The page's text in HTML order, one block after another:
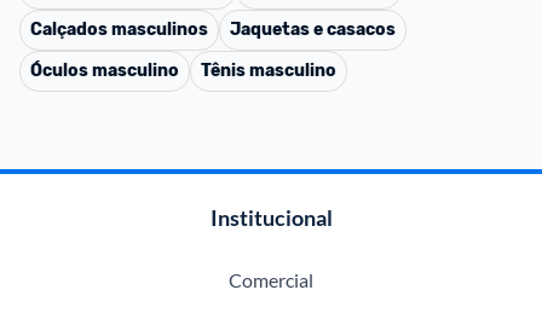
Calçados masculinos
Jaquetas e casacos
Óculos masculino
Tênis masculino
Institucional
Comercial